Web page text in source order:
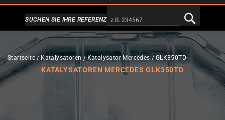
Alternativa a Doofinder
SUCHEN SIE IHRE REFERENZ
Startseite Katalysatoren Katalysator Mercedes GLK350TD
KATALYSATOREN MERCEDES GLK350TD